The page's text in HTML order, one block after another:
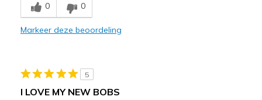
Stylish
Travel
0 0
Markeer deze beoordeling
5
I LOVE MY NEW BOBS